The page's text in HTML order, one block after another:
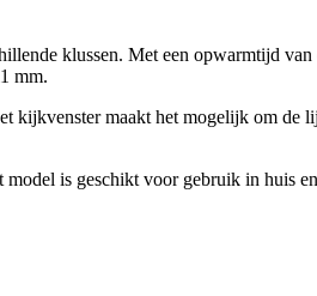
klussen. Met een opwarmtijd
mm.
maakt het mogelijk om de
is geschikt voor gebruik in huis